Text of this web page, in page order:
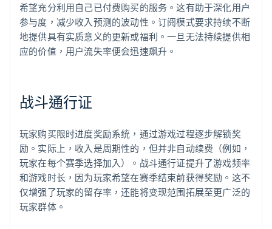
希望充分利用自己已付费购买的服务。这有助于深化用户
参与度，减少收入预测的波动性。订阅模式要求持续不断
地提供具有实质意义的更新或福利。一旦无法持续提供相
应的价值，用户流失率便会迅速飙升。
战斗通行证
玩家购买限时进度奖励系统，通过游戏过程逐步解锁奖
励。实际上，收入是周期性的，但并非自动续费（例如，
玩家在每个赛季选择加入）。战斗通行证提升了游戏频率
和游戏时长，因为玩家希望在赛季结束前获得奖励。这不
仅增强了玩家的留存率，还能将变现范围拓展至更广泛的
玩家群体。